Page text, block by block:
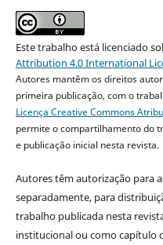
Este trabalho está licenciado
Attribution 4.0 International
Autores mantêm os direitos
primeira publicação, com o
Licença Creative Commons
permite o compartilhamento do
e publicação inicial nesta revista.
Autores têm autorização para
separadamente, para
trabalho publicada nesta
institucional ou como capítulo